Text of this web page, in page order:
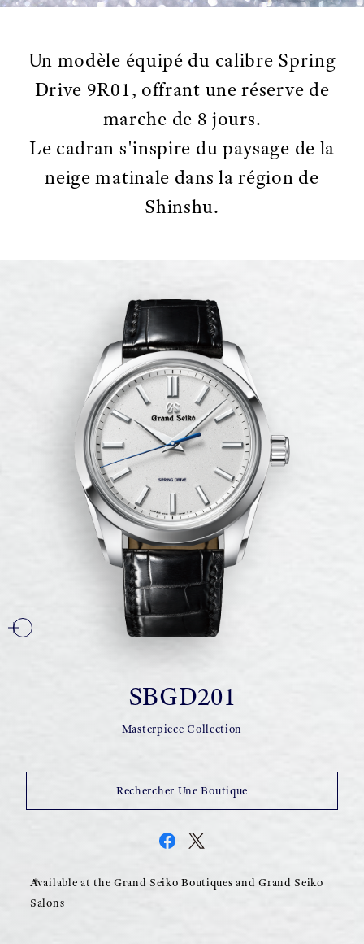
Un modèle équipé du calibre Spring
Drive 9R01, offrant une réserve de
marche de 8 jours.
Le cadran s'inspire du paysage de la
neige matinale dans la région de
Shinshu.
SBGD201
Masterpiece Collection
Rechercher Une Boutique
Available at the Grand Seiko Boutiques and Grand Seiko
Salons